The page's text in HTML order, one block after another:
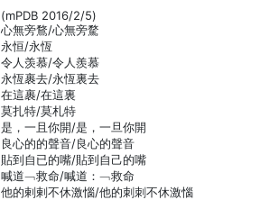
(mPDB 2016/2/5)
心無旁鶩/心無旁騖
永恒/永恆
令人羡慕/令人羨慕
永恆裹去/永恆裏去
在這裹/在這裏
莫扎特/莫札特
是，一且你開/是，一旦你開
良心的的聲音/良心的聲音
貼到自已的嘴/貼到自己的嘴
喊道﹁救命/喊道：﹁救命
他的剌剌不休激惱/他的刺刺不休激惱